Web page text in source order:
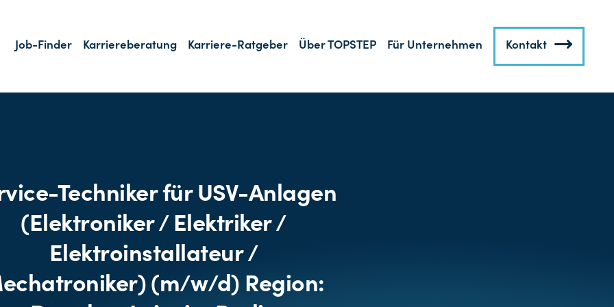
Job-Finder Karriereberatung Karriere-Ratgeber Über TOPSTEP Für Unternehmen Kontakt
Techniker für USV-Anlagen
(Elektroniker / Elektriker /
Elektroinstallateur /
(m/w/d) Region: